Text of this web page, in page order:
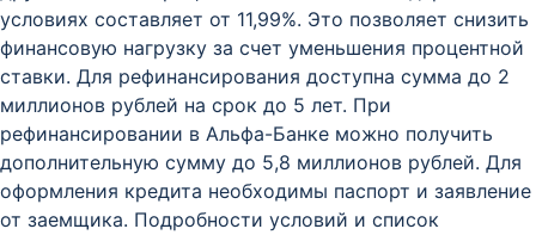
условиях составляет от 11,99%. Это позволяет снизить
финансовую нагрузку за счет уменьшения процентной
ставки. Для рефинансирования доступна сумма до 2
миллионов рублей на срок до 5 лет. При
рефинансировании в Альфа-Банке можно получить
дополнительную сумму до 5,8 миллионов рублей. Для
оформления кредита необходимы паспорт и заявление
от заемщика. Подробности условий и список